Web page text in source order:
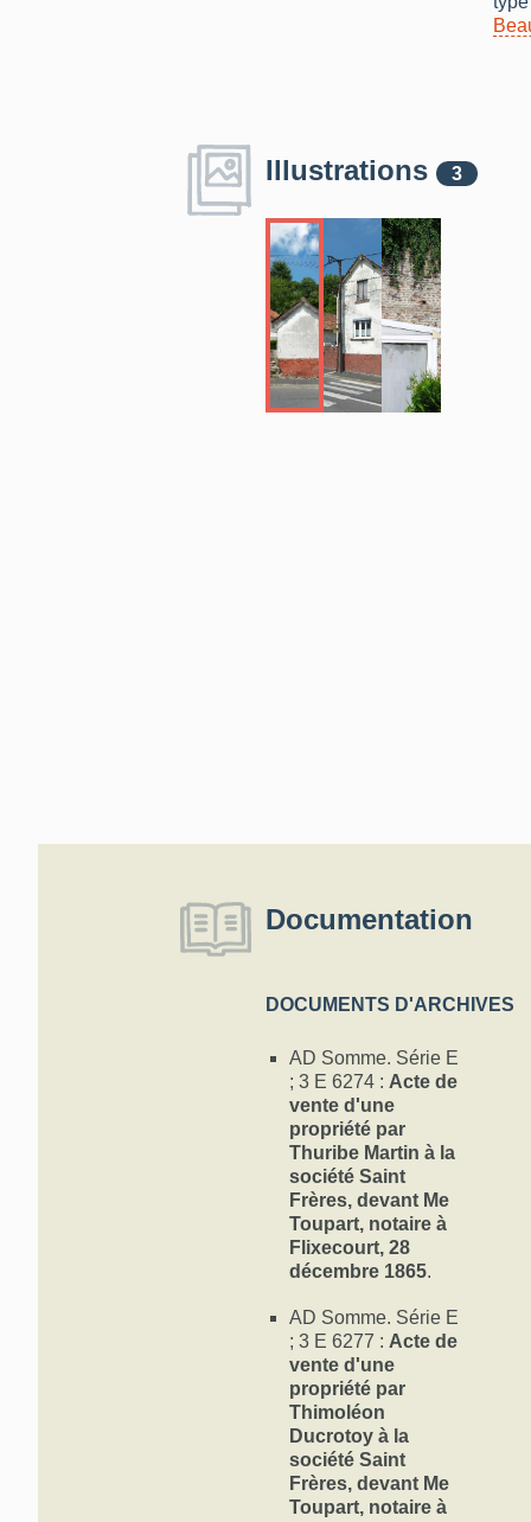
Illustrations 3
Documentation
DOCUMENTS D'ARCHIVES
AD Somme. Série E
; 3 E 6274 : Acte de
vente d'une
propriété par
Thuribe Martin à la
société Saint
Frères, devant Me
Toupart, notaire à
Flixecourt, 28
décembre 1865.
AD Somme. Série E
; 3 E 6277 : Acte de
vente d'une
propriété par
Thimoléon
Ducrotoy à la
société Saint
Frères, devant Me
Toupart, notaire à